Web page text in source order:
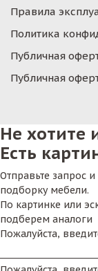
Правила
Политика
Публичная
Публичная
Не хотите
Есть
Отправьте запрос
подборку мебели.
По картинке или
подберем аналоги
Пожалуйста,